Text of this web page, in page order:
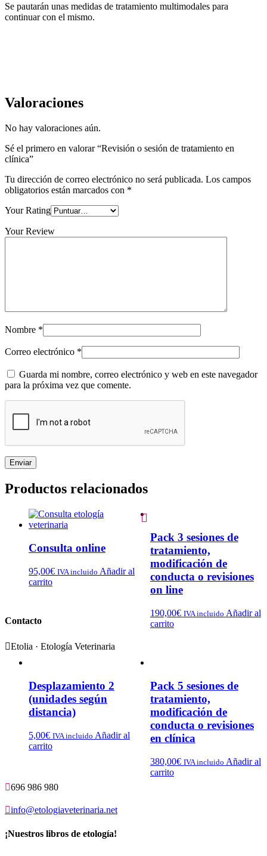
Se pautarán unas medidas de tratamiento multimodales para
continuar con el mismo.
Valoraciones
No hay valoraciones aún.
Sé el primero en valorar “Revisión o sesión de tratamiento en
clínica”
Tu dirección de correo electrónico no será publicada. Los campos
obligatorios están marcados con *
Your Rating
Your Review
Nombre *
Correo electrónico *
Guarda mi nombre, correo electrónico y web en este navegador
para la próxima vez que comente.
Productos relacionados
Consulta online
95,00€ IVA incluido Añadir al
carrito
Pack 3 sesiones de
tratamiento,
modificación de
conducta o revisiones
on line
190,00€ IVA incluido Añadir al
carrito
Desplazamiento 2
(unidades según
distancia)
5,00€ IVA incluido Añadir al
carrito
Pack 5 sesiones de
tratamiento,
modificación de
conducta o revisiones
en clínica
380,00€ IVA incluido Añadir al
carrito

Contacto
Etolia · Etología Veterinaria
696 986 980
info@etologiaveterinaria.net
¡Nuestros libros de etología!